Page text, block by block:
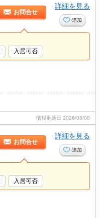
お問合せ
詳細を見る
追加
入居可否
情報更新日 2026/08/08
お問合せ
詳細を見る
追加
入居可否